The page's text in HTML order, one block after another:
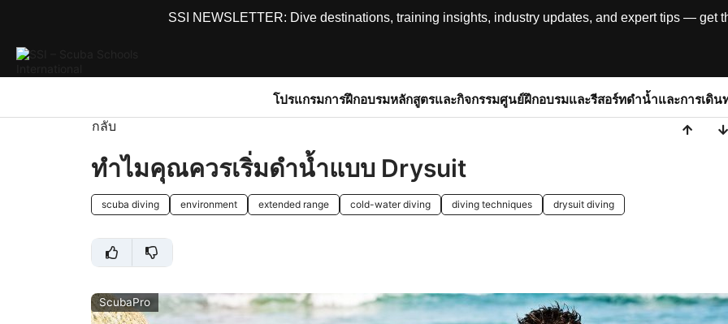
SSI NEWSLETTER: Dive destinations, training insights, industry updates, and expert tips — get
โปรแกรมการฝึกอบรมหลักสูตรและกิจกรรมศูนย์ฝึกอบรมและรีสอร์ทดำน้ำและการเดิน
กลับ
ทำไมคุณควรเริ่มดำน้ำแบบ Drysuit
scuba diving environment extended range cold-water diving diving techniques drysuit diving
ScubaPro